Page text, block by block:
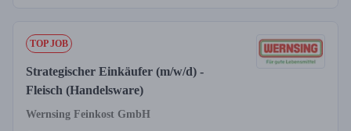
TOP JOB
Strategischer Einkäufer (m/w/d) -
Fleisch (Handelsware)
Wernsing Feinkost GmbH